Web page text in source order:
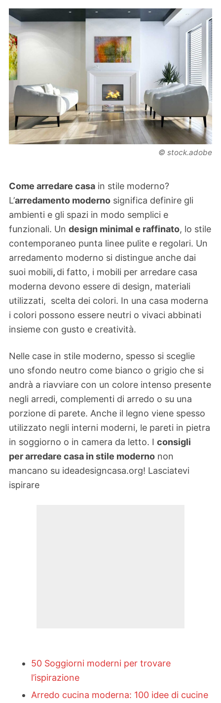
© stock.adobe
Come arredare casa in stile moderno?
L’arredamento moderno significa definire gli
ambienti e gli spazi in modo semplici e
funzionali. Un design minimal e raffinato, lo stile
contemporaneo punta linee pulite e regolari. Un
arredamento moderno si distingue anche dai
suoi mobili, di fatto, i mobili per arredare casa
moderna devono essere di design, materiali
utilizzati, scelta dei colori. In una casa moderna
i colori possono essere neutri o vivaci abbinati
insieme con gusto e creatività.
Nelle case in stile moderno, spesso si sceglie
uno sfondo neutro come bianco o grigio che si
andrà a riavviare con un colore intenso presente
negli arredi, complementi di arredo o su una
porzione di parete. Anche il legno viene spesso
utilizzato negli interni moderni, le pareti in pietra
in soggiorno o in camera da letto. I consigli
per arredare casa in stile moderno non
mancano su ideadesigncasa.org! Lasciatevi
ispirare
50 Soggiorni moderni per trovare
l’ispirazione
Arredo cucina moderna: 100 idee di cucine